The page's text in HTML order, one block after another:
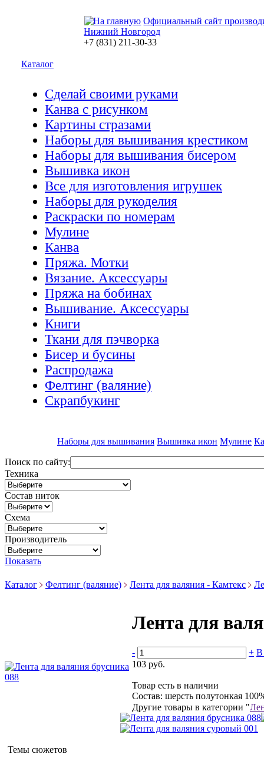
Официальный сайт
Нижний Новгород
+7 (831) 211-30-33
Каталог
Сделай своими руками
Канва с рисунком
Картины стразами
Наборы для вышивания крестиком
Наборы для вышивания бисером
Вышивка икон
Все для изготовления игрушек
Наборы для рукоделия
Раскраски по номерам
Мулине
Канва
Пряжа. Мотки
Вязание. Аксессуары
Пряжа на бобинах
Вышивание. Аксессуары
Книги
Ткани для пэчворка
Бисер и бусины
Распродажа
Фелтинг (валяние)
Скрапбукинг
Наборы для вышивания Вышивка икон Мулине
Поиск по сайту:
Техника
Состав ниток
Схема
Производитель
Показать
Каталог Фелтинг (валяние) Лента для валяния - Камтекс
Лента для
- + В
103 руб.
Товар есть в наличии
Состав: шерсть полутонкая
Другие товары в категории "
Темы сюжетов